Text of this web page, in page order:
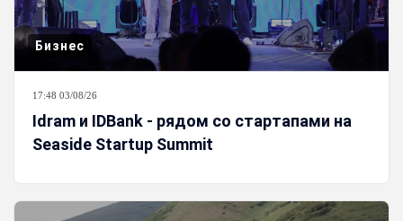
Бизнес
17:48 03/08/26
Idram и IDBank - рядом со стартапами на
Seaside Startup Summit